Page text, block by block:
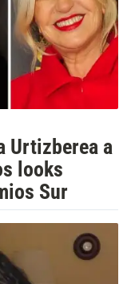
Urtizberea a
looks
Sur